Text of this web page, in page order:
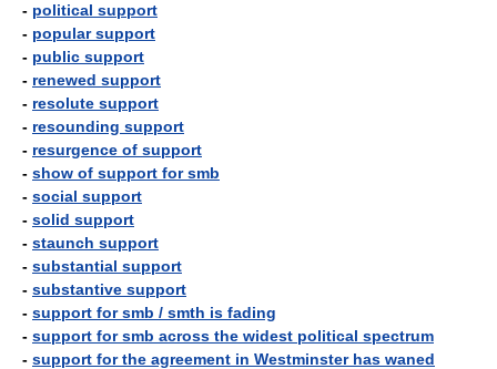
- political support
- popular support
- public support
- renewed support
- resolute support
- resounding support
- resurgence of support
- show of support for smb
- social support
- solid support
- staunch support
- substantial support
- substantive support
- support for smb / smth is fading
- support for smb across the widest political spectrum
- support for the agreement in Westminster has waned